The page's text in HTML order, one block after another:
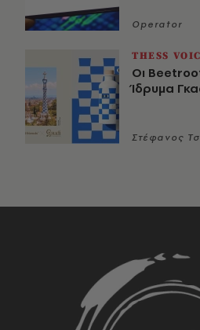
Operator
THESS
Οι
Ίδρυμα
Στέφανος